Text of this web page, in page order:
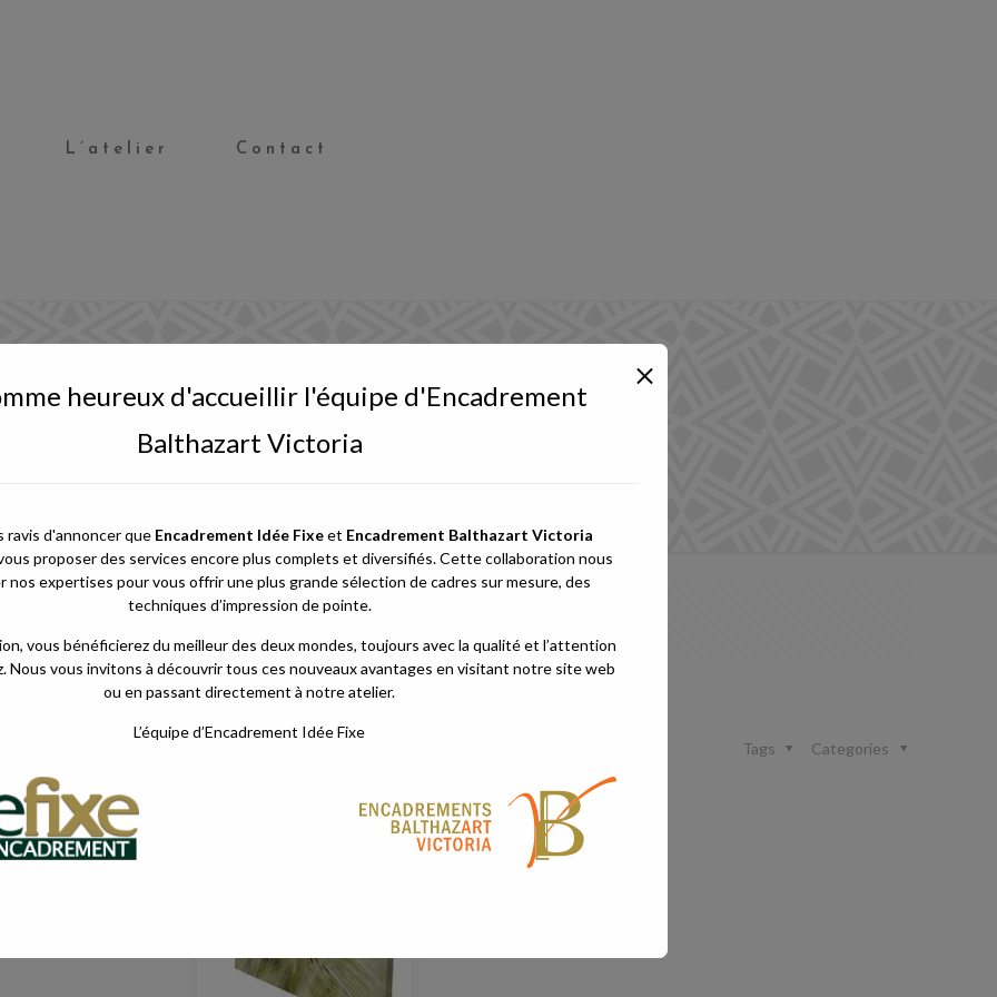
L’atelier Contact
Impression 1
Categories
Tags
heureux d'accueillir l'équipe d'Encadrement
Balthazart Victoria
ravis d'annoncer que Encadrement Idée Fixeet Encadrement Balthazart Victoria
proposer des services encore plus complets et diversifiés. Cette collaboration nous
nos expertises pour vous offrir une plus grande sélection de cadres sur mesure, des
techniques d’impression de pointe.
vous bénéficierez du meilleur des deux mondes, toujours avec la qualité et l’attention
Nous vous invitons à découvrir tous ces nouveaux avantages en visitant notre site web
ou en passant directement à notre atelier.
L’équipe d’Encadrement Idée Fixe